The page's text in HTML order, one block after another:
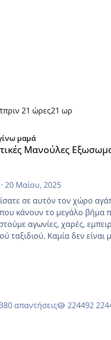
πριν 21 ώρες21 ωρ
2025 💫 – Μαζί στο πιο
μαμά
Μανούλες
· 20 Μαίου, 2025
σε αυτόν τον χώρο
κάνουν το μεγάλο βήμα
αγωνίες, χαρές,
ταξιδιού. Καμία δεν
απαντήσεις